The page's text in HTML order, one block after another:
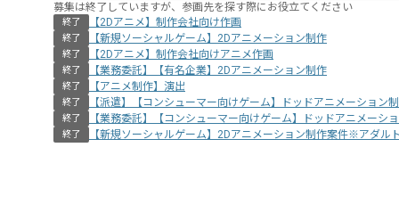
募集は終了していますが、参画先を探す際にお役立てください
終了 【2Dアニメ】制作会社向け作画
終了 【新規ソーシャルゲーム】2Dアニメーション制作
終了 【2Dアニメ】制作会社向けアニメ作画
終了 【業務委託】【有名企業】2Dアニメーション制作
終了 【アニメ制作】演出
終了 【派遣】【コンシューマー向けゲーム】ドッドアニメーション
終了 【業務委託】【コンシューマー向けゲーム】ドッドアニメーシ
終了 【新規ソーシャルゲーム】2Dアニメーション制作案件※アダル